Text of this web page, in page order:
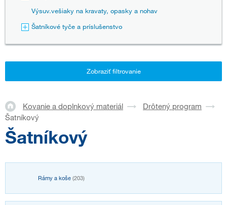
Výsuv.vešiaky na kravaty, opasky a nohav
Šatníkové tyče a príslušenstvo
Zobraziť filtrovanie
Kovanie a doplnkový materiál
Drôtený program
Šatníkový
Šatníkový
Rámy a koše (203)